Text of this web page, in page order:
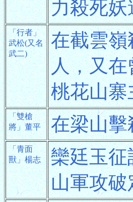
力殺死
「行者」
武松(又名
武二)
在截雲
人，又
桃花山
「雙槍
將」董平
在梁山擊
「青面
獸」楊志
欒廷玉
山軍攻